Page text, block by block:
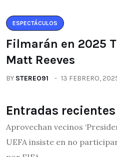
ESPECTÁCULOS
Filmarán en 2025
Matt Reeves
BY STEREO91 13 FEBRERO,
Entradas recientes
Aprovechan vecinos
UEFA insiste en no